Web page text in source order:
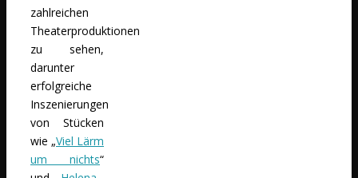
zahlreichen
Theaterproduktionen
zu sehen,
darunter
erfolgreiche
Inszenierungen
von Stücken
wie „Viel Lärm
um nichts“